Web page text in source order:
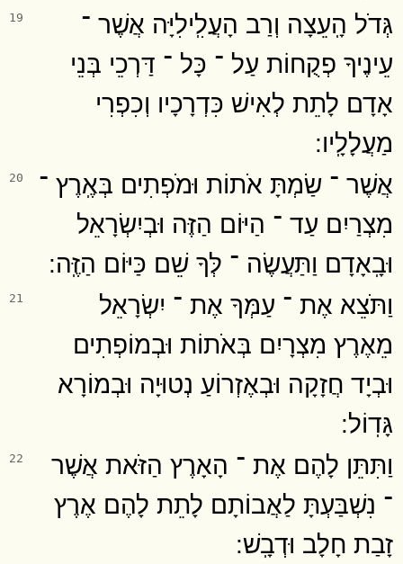
19
גְּדֹל הָֽעֵצָה וְרַב הָעֲלִֽילִיָּה אֲשֶׁר ־
עֵינֶיךָ פְקֻחוֹת עַל ־ כָּל ־ דַּרְכֵי בְּנֵי
אָדָם לָתֵת לְאִישׁ כִּדְרָכָיו וְכִפְרִי
מַעֲלָלָֽיו ׃
20
אֲשֶׁר ־ שַׂמְתָּ אֹתוֹת וּמֹפְתִים בְּאֶֽרֶץ ־
מִצְרַיִם עַד ־ הַיּוֹם הַזֶּה וּבְיִשְׂרָאֵל
וּבָֽאָדָם וַתַּעֲשֶׂה ־ לְּךָ שֵׁם כַּיּוֹם הַזֶּֽה ׃
21
וַתֹּצֵא אֶת ־ עַמְּךָ אֶת ־ יִשְׂרָאֵל
מֵאֶרֶץ מִצְרָיִם בְּאֹתוֹת וּבְמוֹפְתִים
וּבְיָד חֲזָקָה וּבְאֶזְרוֹעַ נְטוּיָה וּבְמוֹרָא
גָּדֽוֹל ׃
22
וַתִּתֵּן לָהֶם אֶת ־ הָאָרֶץ הַזֹּאת אֲשֶׁר
־ נִשְׁבַּעְתָּ לַאֲבוֹתָם לָתֵת לָהֶם אֶרֶץ
זָבַת חָלָב וּדְבָֽשׁ ׃